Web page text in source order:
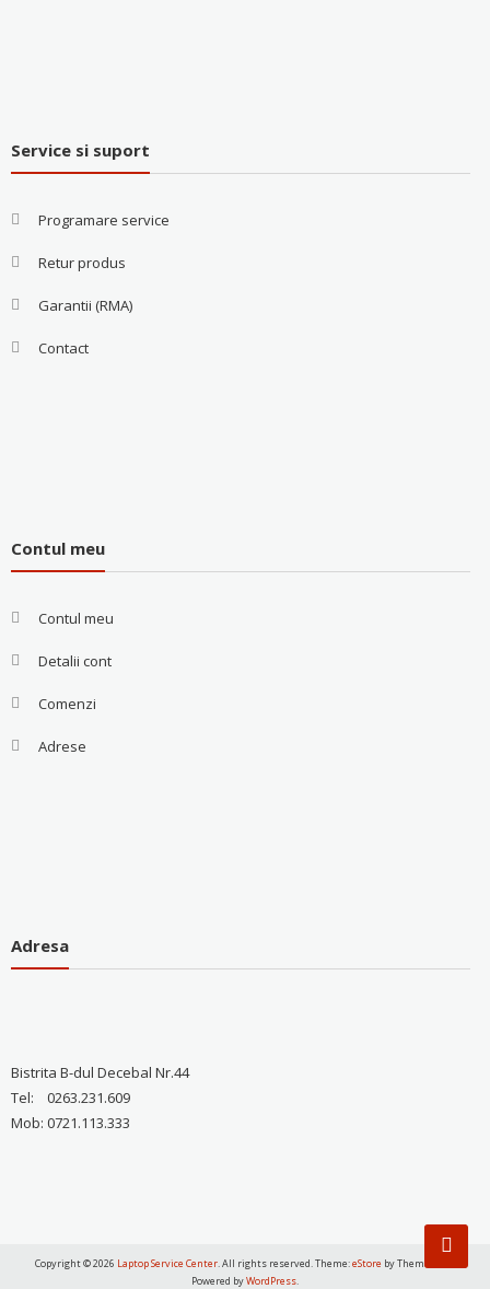
Service si suport
Programare service
Retur produs
Garantii (RMA)
Contact
Contul meu
Contul meu
Detalii cont
Comenzi
Adrese
Adresa
Bistrita B-dul Decebal Nr.44
Tel: 0263.231.609
Mob: 0721.113.333
Copyright © 2026 Laptop Service Center. All rights reserved. Theme:eStore by ThemeGrill.
Powered byWordPress.